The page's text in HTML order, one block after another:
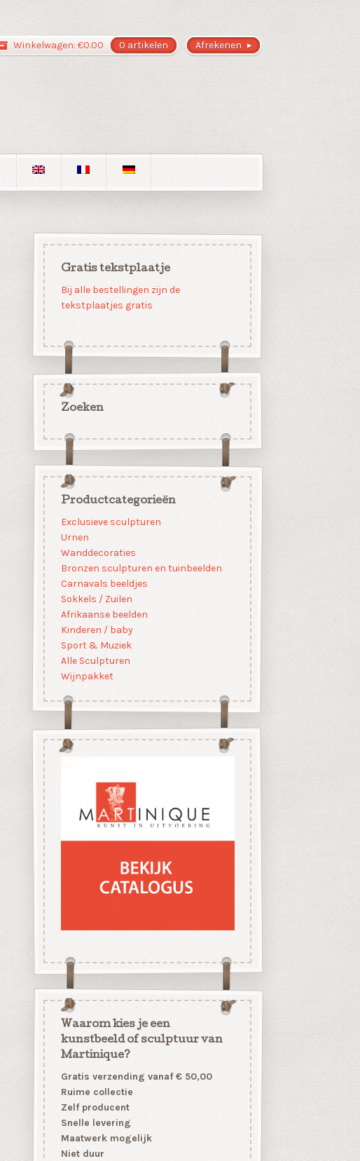
Afrekenen
Winkelwagen: €0.00 0 artikelen
Gratis tekstplaatje
Bij alle bestellingen zijn de
tekstplaatjes gratis
Zoeken
Productcategorieën
Exclusieve sculpturen
Urnen
Wanddecoraties
Bronzen sculpturen en tuinbeelden
Carnavals beeldjes
Sokkels / Zuilen
Afrikaanse beelden
Kinderen / baby
Sport & Muziek
Alle Sculpturen
Wijnpakket
Waarom kies je een
kunstbeeld of sculptuur van
Martinique?
Gratis verzending vanaf € 50,00
Ruime collectie
Zelf producent
Snelle levering
Maatwerk mogelijk
Niet duur